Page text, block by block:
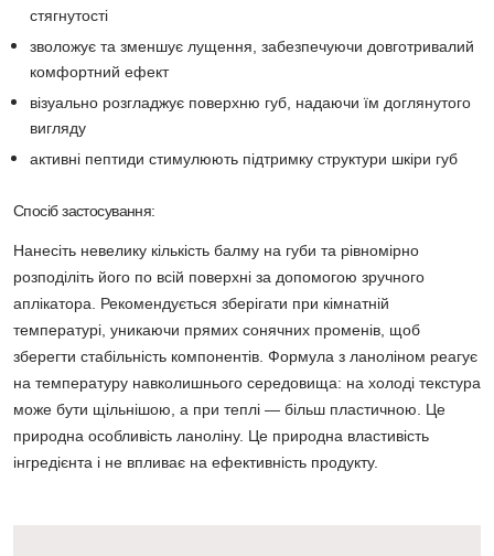
стягнутості
зволожує та зменшує лущення, забезпечуючи довготривалий
комфортний ефект
візуально розгладжує поверхню губ, надаючи їм доглянутого
вигляду
активні пептиди стимулюють підтримку структури шкіри губ
Спосіб застосування:
Нанесіть невелику кількість балму на губи та рівномірно
розподіліть його по всій поверхні за допомогою зручного
аплікатора. Рекомендується зберігати при кімнатній
температурі, уникаючи прямих сонячних променів, щоб
зберегти стабільність компонентів. Формула з ланоліном реагує
на температуру навколишнього середовища: на холоді текстура
може бути щільнішою, а при теплі — більш пластичною. Це
природна особливість ланоліну. Це природна властивість
інгредієнта і не впливає на ефективність продукту.